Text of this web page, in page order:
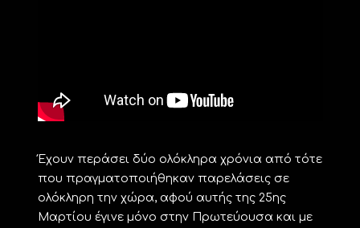
Έχουν περάσει δύο ολόκληρα χρόνια από τότε
που πραγματοποιήθηκαν παρελάσεις σε
ολόκληρη την χώρα, αφού αυτής της 25ης
Μαρτίου έγινε μόνο στην Πρωτεύουσα και με